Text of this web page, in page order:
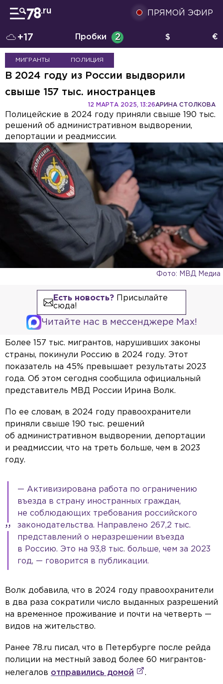
ПРЯМОЙ ЭФИР
+17 Пробки 2 $ €
МИГРАНТЫ ПОЛИЦИЯ
В 2024 году из России выдворили
свыше 157 тыс. иностранцев
АРИНА СТОЛКОВА
12 МАРТА 2025, 13:26
Полицейские в 2024 году приняли свыше 190 тыс.
решений об административном выдворении,
депортации и реадмиссии.
Фото: МВД Медиа
Есть новость?Присылайте
сюда!
Читайте нас в мессенджере Max!
Более 157 тыс. мигрантов, нарушивших законы
страны, покинули Россию в 2024 году. Этот
показатель на 45% превышает результаты 2023
года. Об этом сегодня сообщила официальный
представитель МВД России Ирина Волк.
По ее словам, в 2024 году правоохранители
приняли свыше 190 тыс. решений
об административном выдворении, депортации
и реадмиссии, что на треть больше, чем в 2023
году.
— Активизирована работа по ограничению
въезда в страну иностранных граждан,
не соблюдающих требования российского
законодательства. Направлено 267,2 тыс.
представлений о неразрешении въезда
в Россию. Это на 93,8 тыс. больше, чем за 2023
год, — говорится в публикации.
Волк добавила, что в 2024 году правоохранители
в два раза сократили число выданных разрешений
на временное проживание и почти на четверть —
видов на жительство.
Ранее 78.ru писал, что в Петербурге после рейда
полиции на местный завод более 60 мигрантов-
нелегалов отправились домой .